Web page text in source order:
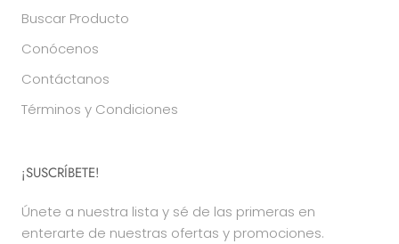
Buscar Producto
Conócenos
Contáctanos
Términos y Condiciones
¡SUSCRÍBETE!
Únete a nuestra lista y sé de las primeras en
enterarte de nuestras ofertas y promociones.